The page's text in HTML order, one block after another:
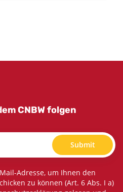
CNBW folgen
Submit
Adresse, um Ihnen den
zu können (Art. 6 Abs. I a)